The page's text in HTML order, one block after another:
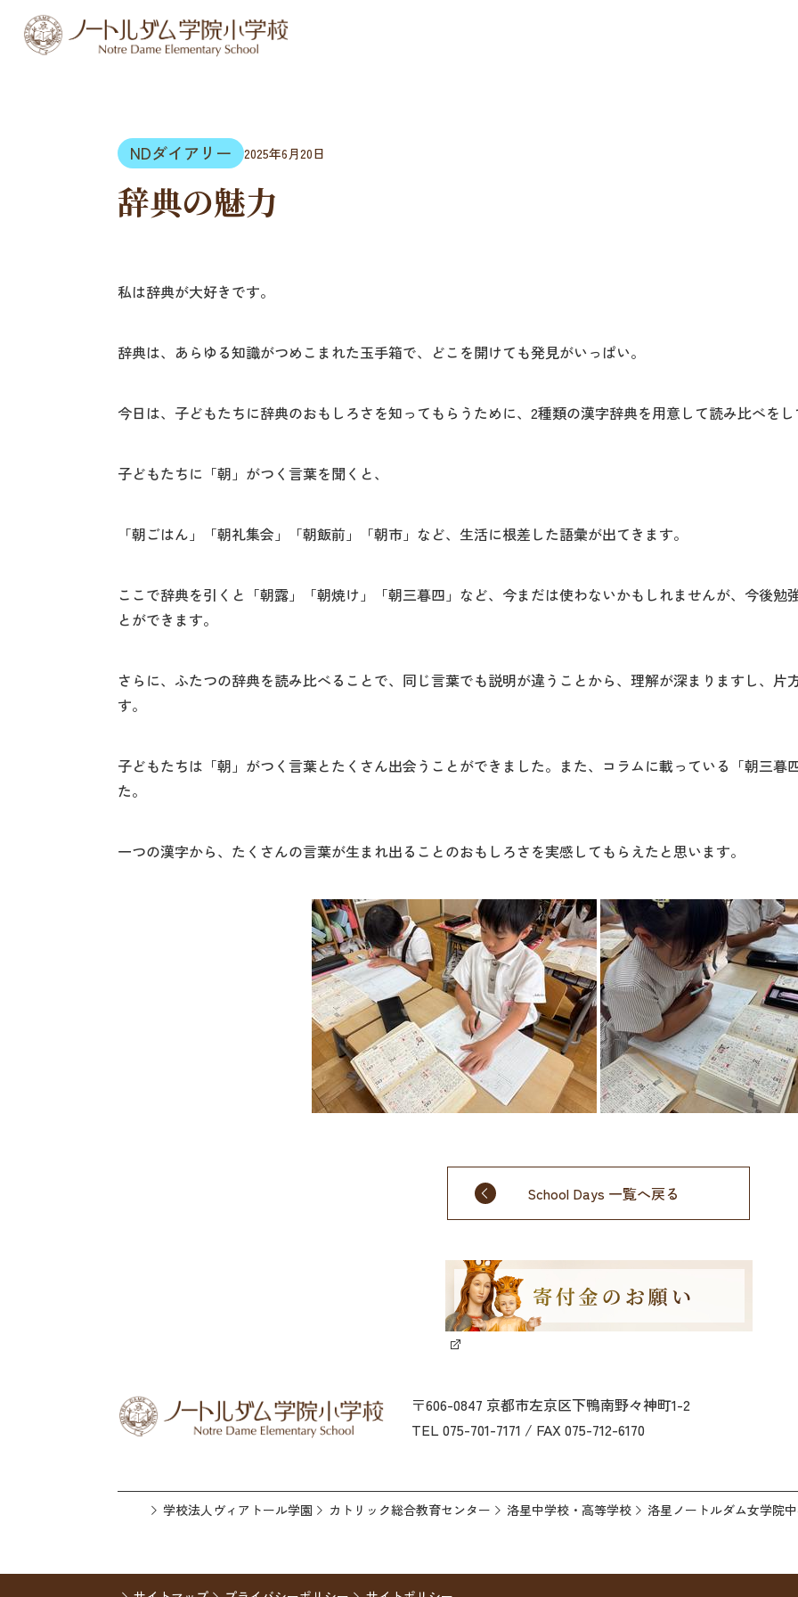
NDダイアリー 2025年6月20日
辞典の魅力
私は辞典が大好きです。
辞典は、あらゆる知識がつめこまれた玉手箱で、どこを開けても発見がいっぱい。
今日は、子どもたちに辞典のおもしろさを知ってもらうために、2種類の漢字辞典を用意して読み比べを
子どもたちに「朝」がつく言葉を聞くと、
「朝ごはん」「朝礼集会」「朝飯前」「朝市」など、生活に根差した語彙が出てきます。
ここで辞典を引くと「朝露」「朝焼け」「朝三暮四」など、今まだは使わないかもしれませんが、今後
とができます。
さらに、ふたつの辞典を読み比べることで、同じ言葉でも説明が違うことから、理解が深まりますし、
す。
子どもたちは「朝」がつく言葉とたくさん出会うことができました。また、コラムに載っている「朝三暮
た。
一つの漢字から、たくさんの言葉が生まれ出ることのおもしろさを実感してもらえたと思います。
School Days 一覧へ戻る
〒606-0847 京都市左京区下鴨南野々神町1-2
TEL 075-701-7171 / FAX 075-712-6170
学校法人ヴィアトール学園 カトリック総合教育センター 洛星中学校・高等学校 洛星ノートルダム女学院